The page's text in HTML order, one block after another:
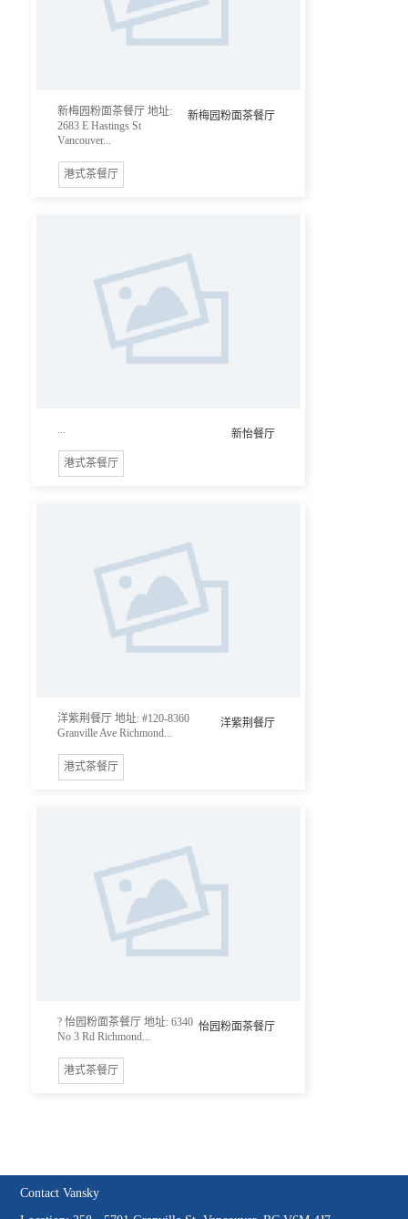
新梅园粉面茶餐厅
新梅园粉面茶餐厅 地址:
2683 E Hastings St
Vancouver...
港式茶餐厅
新怡餐厅
港式茶餐厅
洋紫荆餐厅
洋紫荆餐厅 地址: #120-8360
Granville Ave Richmond...
港式茶餐厅
怡园粉面茶餐厅
? 怡园粉面茶餐厅 地址: 6340
No 3 Rd Richmond...
港式茶餐厅
Contact Vansky